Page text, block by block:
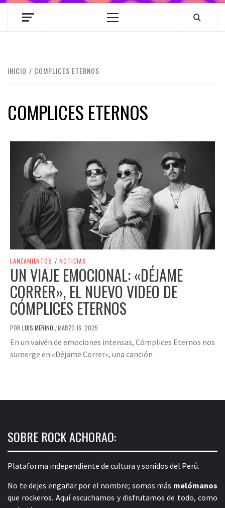
Menú
INICIO COMPLICES ETERNOS
COMPLICES ETERNOS
LANZAMIENTOS / NOTICIAS
UN VIAJE EMOCIONAL: «DÉJAME
CORRER», EL NUEVO VIDEO DE
CÓMPLICES ETERNOS
POR LUIS MERINO /MARZO 16, 2025
En un vaivén de emociones intensas, Cómplices Eternos nos
sumerge en «Déjame Correr», una canción
SOBRE ROCK ACHORAO:
Plataforma independiente de cultura y sonidos del Perú.
No te dejes engañar por el nombre; somos más melómanos
que rockeros. Aquí escuchamos y disfrutamos de todo, como